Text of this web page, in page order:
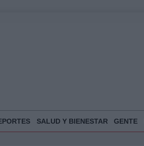
SALUD Y BIENESTAR GENTE